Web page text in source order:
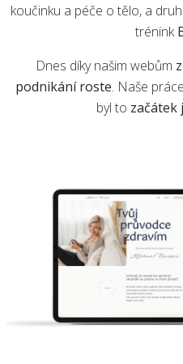
koučinku a péče o tělo, a
trénink
Dnes díky našim webům
podnikání roste. Naše
byl to začátek